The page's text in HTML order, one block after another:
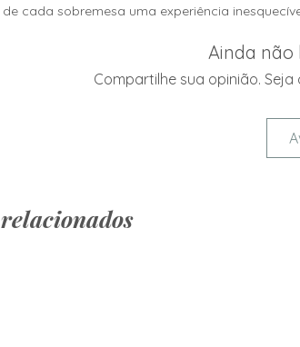
cada sobremesa uma experiência
Ainda não
Compartilhe sua opinião.